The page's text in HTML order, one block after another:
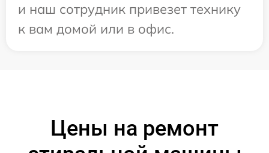
и наш сотрудник привезет технику
к вам домой или в офис.
Цены на ремонт